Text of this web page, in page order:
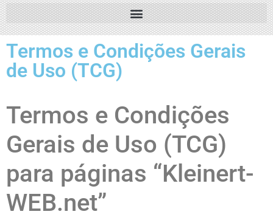
Termos e Condições Gerais
de Uso (TCG)
Termos e Condições
Gerais de Uso (TCG)
para páginas “Kleinert-
WEB.net”